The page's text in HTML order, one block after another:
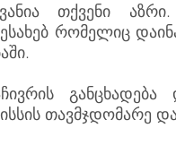
თქვენი
რომელიც
განცხადება
თავმჯდომარე